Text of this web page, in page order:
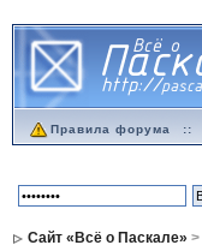
Правила форума ::
Сайт «Всё о Паскале» >